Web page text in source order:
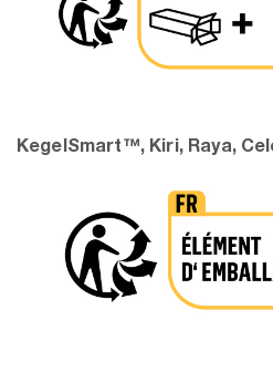
KegelSmart™, Kiri, Raya,